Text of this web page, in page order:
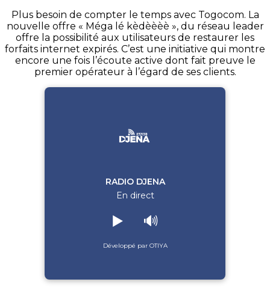
Plus besoin de compter le temps avec Togocom. La
nouvelle offre « Méga lé kèdèèèè », du réseau leader
offre la possibilité aux utilisateurs de restaurer les
forfaits internet expirés. C’est une initiative qui montre
encore une fois l’écoute active dont fait preuve le
premier opérateur à l’égard de ses clients.
RADIO DJENA
En direct
▶️ 🔊
Développé par OTIYA